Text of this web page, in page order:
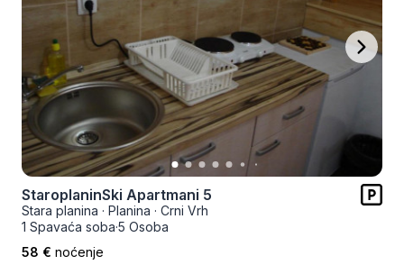
StaroplaninSki Apartmani 5
Stara planina · Planina · Crni Vrh
1 Spavaća soba·5 Osoba
58 € noćenje